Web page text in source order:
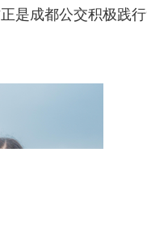
是成都公交积极践